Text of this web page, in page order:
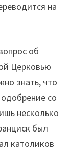
на
об
Церковью
знать, что
со
несколько
был
католиков